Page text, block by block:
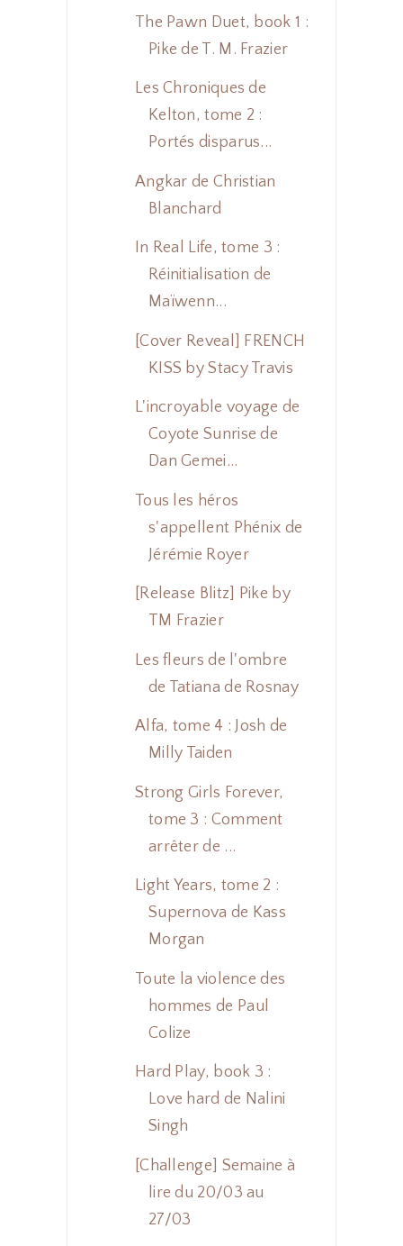
The Pawn Duet, book 1 :
Pike de T. M. Frazier
Les Chroniques de
Kelton, tome 2 :
Portés disparus...
Angkar de Christian
Blanchard
In Real Life, tome 3 :
Réinitialisation de
Maïwenn...
[Cover Reveal] FRENCH
KISS by Stacy Travis
L'incroyable voyage de
Coyote Sunrise de
Dan Gemei...
Tous les héros
s'appellent Phénix de
Jérémie Royer
[Release Blitz] Pike by
TM Frazier
Les fleurs de l'ombre
de Tatiana de Rosnay
Alfa, tome 4 : Josh de
Milly Taiden
Strong Girls Forever,
tome 3 : Comment
arrêter de ...
Light Years, tome 2 :
Supernova de Kass
Morgan
Toute la violence des
hommes de Paul
Colize
Hard Play, book 3 :
Love hard de Nalini
Singh
[Challenge] Semaine à
lire du 20/03 au
27/03